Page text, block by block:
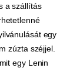
a szállítás
egy
zúzta széjjel.
egy Lenin